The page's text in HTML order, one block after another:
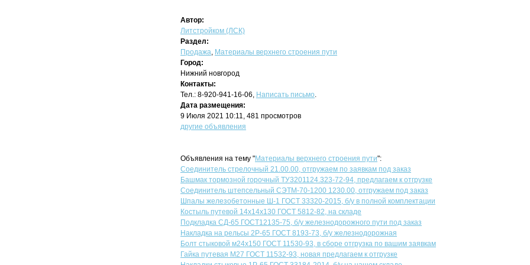
Автор:
Литстройком (ЛСК)
Раздел:
Продажа, Материалы верхнего строения пути
Город:
Нижний новгород
Контакты:
Тел.: 8-920-941-16-06, Написать письмо.
Дата размещения:
9 Июля 2021 10:11, 481 просмотров
другие объявления
Объявления на тему "Материалы верхнего строения пути":
Соединитель стрелочный 21.00.00, отгружаем по заявкам под заказ
Башмак тормозной горочный ТУ3201124.323-72-94, предлагаем к отгрузке
Соединитель штепсельный СЭТМ-70-1200 1230.00, отгружаем под заказ
Шпалы железобетонные Ш-1 ГОСТ 33320-2015, б/у в полной комплектации
Костыль путевой 14х14х130 ГОСТ 5812-82, на складе
Подкладка СД-65 ГОСТ12135-75, б/у железнодорожного пути под заказ
Накладка на рельсы 2Р-65 ГОСТ 8193-73, б/у железнодорожная
Болт стыковой м24х150 ГОСТ 11530-93, в сборе отгрузка по вашим заявкам
Гайка путевая М27 ГОСТ 11532-93, новая предлагаем к отгрузке